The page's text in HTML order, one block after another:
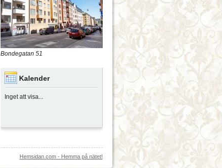
Bondegatan 51
Kalender
Inget att visa...
Hemsidan.com - Hemma på nätet!